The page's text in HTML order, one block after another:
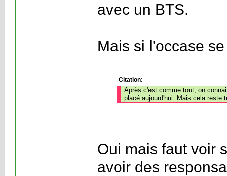
avec un BTS.
Mais si l'occase
Citation:
Après c'est comme tout, on
placé aujourd'hui. Mais cela reste
Oui mais faut voir
avoir des